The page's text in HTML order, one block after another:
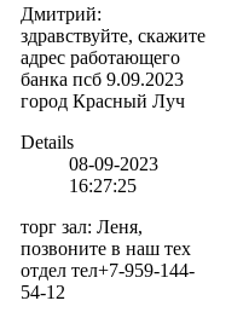
Дмитрий:
здравствуйте, скажите
адрес работающего
банка псб 9.09.2023
город Красный Луч
Details
08-09-2023
16:27:25
торг зал: Леня,
позвоните в наш тех
отдел тел+7-959-144-
54-12